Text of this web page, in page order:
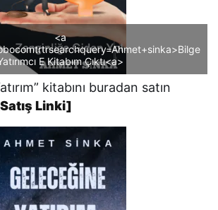
<a
E Kitabım Çıktı<a>
kitabını buradan satın
Linki]